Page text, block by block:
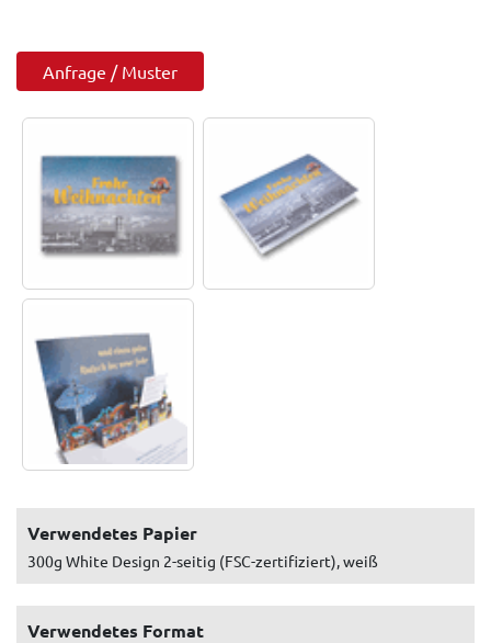
Anfrage / Muster
Verwendetes Papier
300g White Design 2-seitig (FSC-zertifiziert), weiß
Verwendetes Format